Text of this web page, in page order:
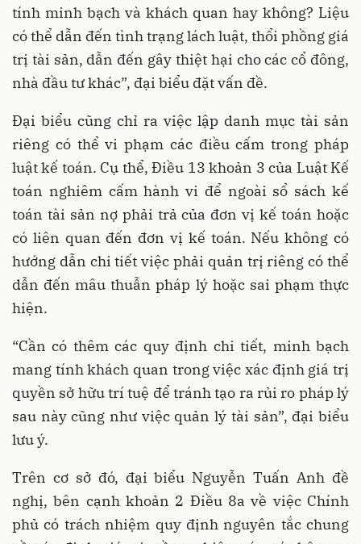
tính minh bạch và khách quan hay không? Liệu
có thể dẫn đến tình trạng lách luật, thổi phồng giá
trị tài sản, dẫn đến gây thiệt hại cho các cổ đông,
nhà đầu tư khác”, đại biểu đặt vấn đề.
Đại biểu cũng chỉ ra việc lập danh mục tài sản
riêng có thể vi phạm các điều cấm trong pháp
luật kế toán. Cụ thể, Điều 13 khoản 3 của Luật Kế
toán nghiêm cấm hành vi để ngoài sổ sách kế
toán tài sản nợ phải trả của đơn vị kế toán hoặc
có liên quan đến đơn vị kế toán. Nếu không có
hướng dẫn chi tiết việc phải quản trị riêng có thể
dẫn đến mâu thuẫn pháp lý hoặc sai phạm thực
hiện.
“Cần có thêm các quy định chi tiết, minh bạch
mang tính khách quan trong việc xác định giá trị
quyền sở hữu trí tuệ để tránh tạo ra rủi ro pháp lý
sau này cũng như việc quản lý tài sản”, đại biểu
lưu ý.
Trên cơ sở đó, đại biểu Nguyễn Tuấn Anh đề
nghị, bên cạnh khoản 2 Điều 8a về việc Chính
phủ có trách nhiệm quy định nguyên tắc chung